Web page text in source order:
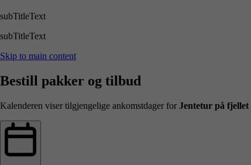
subTitleText
subTitleText
Skip to main content
Bestill pakker og tilbud
Kalenderen viser tilgjengelige ankomstdager for Jentetur på fjellet